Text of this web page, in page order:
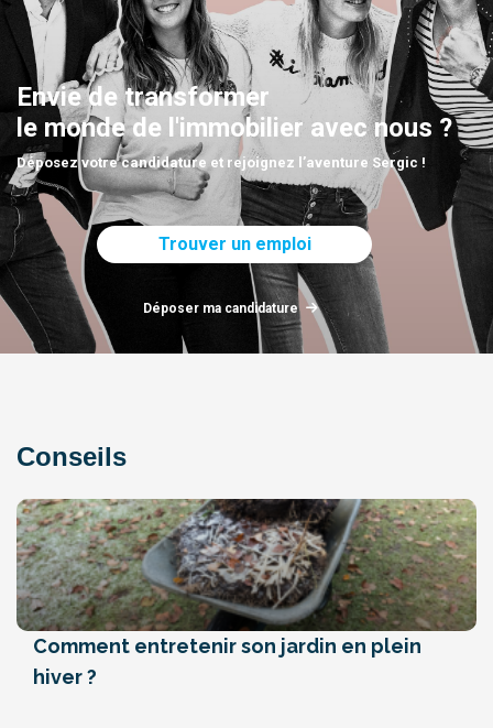
Envie de transformer
le monde de l'immobilier avec nous ?
Déposez votre candidature et rejoignez l’aventure Sergic !
Trouver un emploi
Déposer ma candidature
Conseils
Comment entretenir son jardin en plein
hiver ?